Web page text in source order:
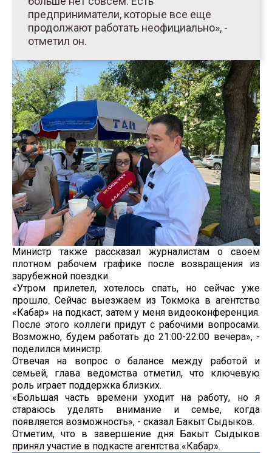
предприниматели, которые все еще
продолжают работать неофициально», -
отметил он.
Министр также рассказал журналистам о своем
плотном рабочем графике после возвращения из
зарубежной поездки.
«Утром прилетел, хотелось спать, но сейчас уже
прошло. Сейчас выезжаем из Токмока в агентство
«Кабар» на подкаст, затем у меня видеоконференция.
После этого коллеги придут с рабочими вопросами.
Возможно, будем работать до 21:00-22:00 вечера», -
поделился министр.
Отвечая на вопрос о балансе между работой и
семьей, глава ведомства отметил, что ключевую
роль играет поддержка близких.
«Большая часть времени уходит на работу, но я
стараюсь уделять внимание и семье, когда
появляется возможность», - сказал Бакыт Сыдыков.
Отметим, что в завершение дня Бакыт Сыдыков
принял участие в подкасте агентства «Кабар».